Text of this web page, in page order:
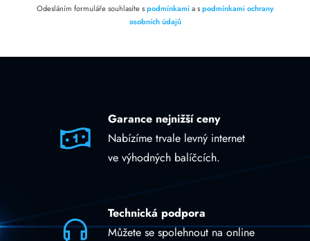
Odesláním formuláře souhlasíte spodmínkamia spodmínkami ochrany
osobních údajů
Garance nejnižší ceny
Nabízíme trvale levný internet
ve výhodných balíčcích.
Technická podpora
Můžete se spolehnout na online